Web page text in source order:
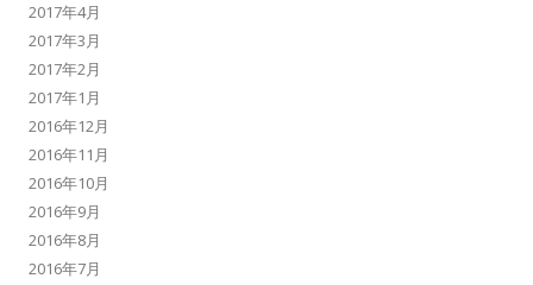
2017年4月
2017年3月
2017年2月
2017年1月
2016年12月
2016年11月
2016年10月
2016年9月
2016年8月
2016年7月